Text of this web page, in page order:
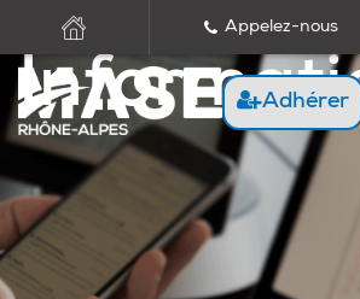
Appelez-nous
Adhérer